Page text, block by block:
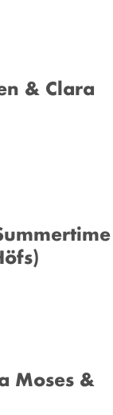
& Clara
Moses &